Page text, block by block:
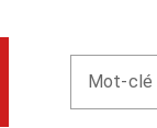
Mot-clé